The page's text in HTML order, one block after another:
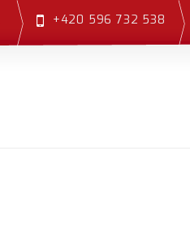
+420 596 732 538